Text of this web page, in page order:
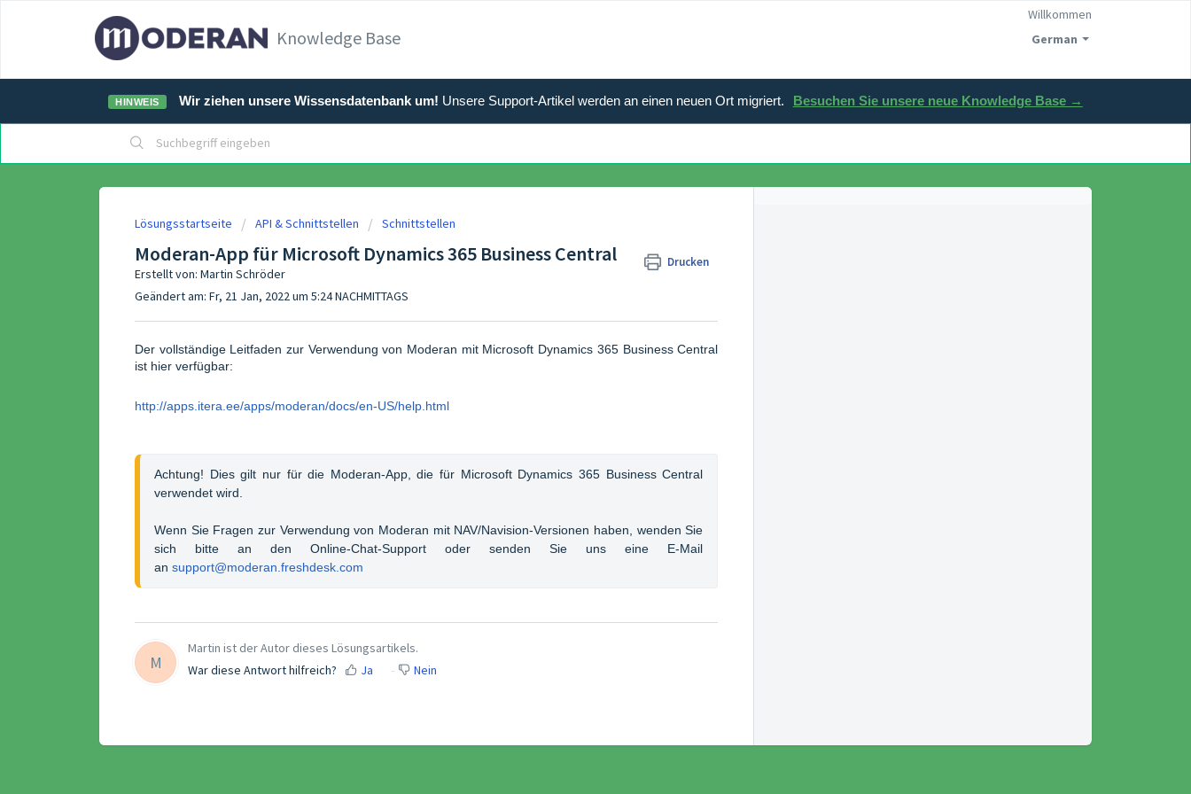
Knowledge Base German
Willkommen
HINWEIS Wir ziehen unsere Wissensdatenbank um! Unsere Support-Artikel werden an einen neuen Ort migriert. Besuchen Sie unsere neue Knowledge Base →
Lösungsstartseite API & Schnittstellen Schnittstellen
Moderan-App für Microsoft Dynamics 365 Business Central Drucken
Erstellt von: Martin Schröder
Geändert am: Fr, 21 Jan, 2022 um 5:24 NACHMITTAGS
Der vollständige Leitfaden zur Verwendung von Moderan mit Microsoft Dynamics 365 Business Central
ist hier verfügbar:
http://apps.itera.ee/apps/moderan/docs/en-US/help.html
Achtung! Dies gilt nur für die Moderan-App, die für Microsoft Dynamics 365 Business Central
verwendet wird.
Wenn Sie Fragen zur Verwendung von Moderan mit NAV/Navision-Versionen haben, wenden Sie
sich bitte an den Online-Chat-Support oder senden Sie uns eine E-Mail
an support@moderan.freshdesk.com
M
Martin ist der Autor dieses Lösungsartikels.
War diese Antwort hilfreich?
Ja Nein